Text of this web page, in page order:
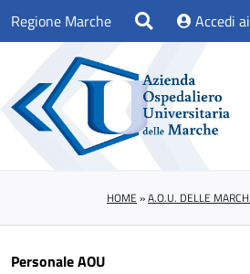
Regione Marche Accedi
HOME »A.O.U. DELLE
Personale AOU